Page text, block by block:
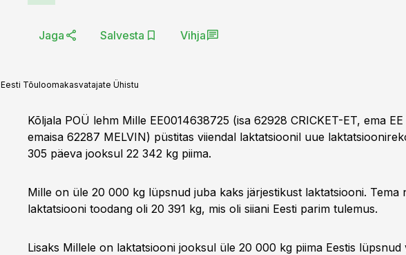
Jaga Salvesta Vihja
Eesti Tõuloomakasvatajate Ühistu
Kõljala POÜ lehm Mille EE0014638725 (isa 62928 CRICKET-ET, ema
emaisa 62287 MELVIN) püstitas viiendal laktatsioonil uue
305 päeva jooksul 22 342 kg piima.
Mille on üle 20 000 kg lüpsnud juba kaks järjestikust laktatsiooni. Tema
laktatsiooni toodang oli 20 391 kg, mis oli siiani Eesti parim tulemus.
Lisaks Millele on laktatsiooni jooksul üle 20 000 kg piima Eestis lüpsnud